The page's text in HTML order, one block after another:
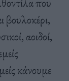
βουλοκέρι,
αοιδοί,
κάνουμε